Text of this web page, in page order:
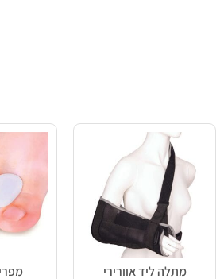
מתלה ליד אוורירי